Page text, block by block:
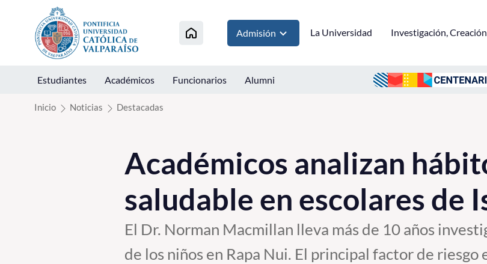
Click acá para ir directamente al contenido
Admisión La Universidad Investigación,
Estudiantes Académicos Funcionarios Alumni
Inicio Noticias Destacadas
Académicos analizan
saludable en escolares de
El Dr. Norman Macmillan lleva más de 10 años
de los niños en Rapa Nui. El principal factor de riesgo